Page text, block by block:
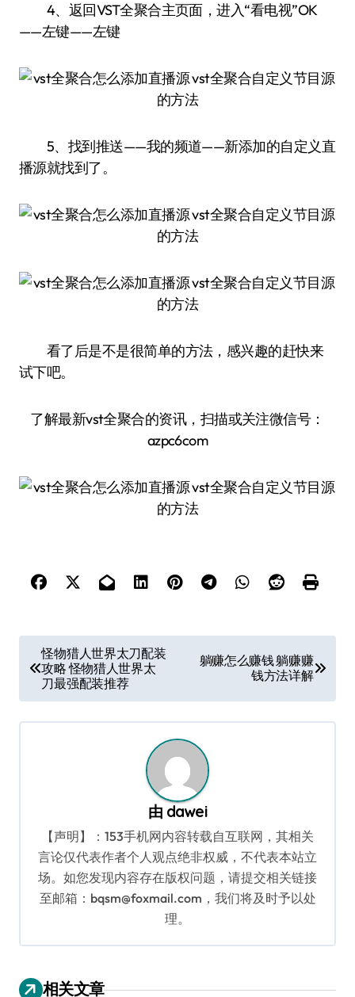
4、返回VST全聚合主页面，进入“看电视”OK
——左键——左键
5、找到推送——我的频道——新添加的自定义直
播源就找到了。
看了后是不是很简单的方法，感兴趣的赶快来
试下吧。
了解最新vst全聚合的资讯，扫描或关注微信号：
azpc6com
章
导
航
怪物猎人世界太刀配装
攻略 怪物猎人世界太
刀最强配装推荐
躺赚怎么赚钱 躺赚赚
钱方法详解
由 dawei
【声明】：153手机网内容转载自互联网，其相关
言论仅代表作者个人观点绝非权威，不代表本站立
场。如您发现内容存在版权问题，请提交相关链接
至邮箱：bqsm@foxmail.com，我们将及时予以处
理。
相关文章